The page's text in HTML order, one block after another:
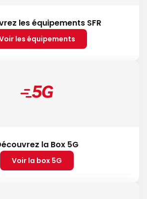
les équipements SFR
les équipements
la Box 5G
Voir la box 5G